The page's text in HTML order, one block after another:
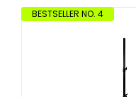
BESTSELLER NO. 4